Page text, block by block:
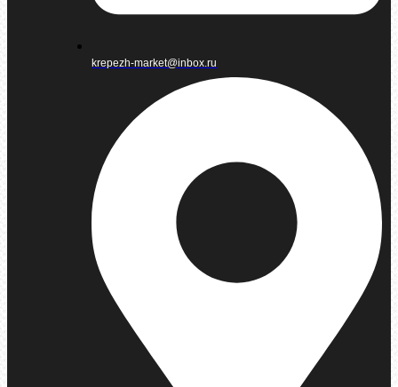
krepezh-market@inbox.ru